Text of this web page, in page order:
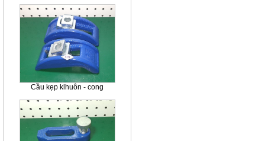
Cầu kẹp klhuôn - cong